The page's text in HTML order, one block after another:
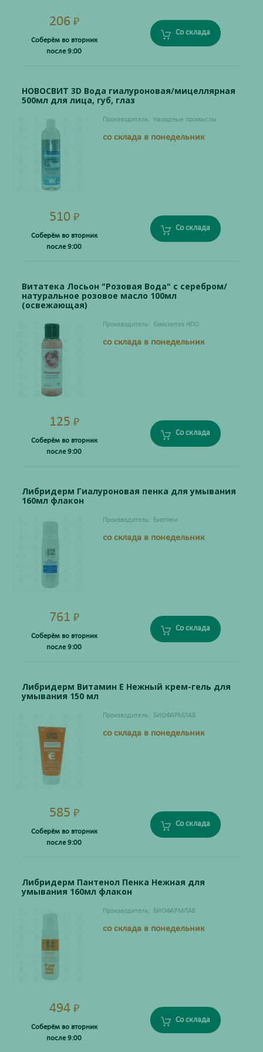
206 ₽
Соберём во вторник
после 9:00
Со склада
НОВОСВИТ 3D Вода гиалуроновая/мицеллярная
500мл для лица, губ, глаз
Производитель: Народные промыслы
со склада в понедельник
510 ₽
Соберём во вторник
после 9:00
Со склада
Витатека Лосьон "Розовая Вода" с серебром/
натуральное розовое масло 100мл
(освежающая)
Производитель: Химсинтез НПО
со склада в понедельник
125 ₽
Соберём во вторник
после 9:00
Со склада
Либридерм Гиалуроновая пенка для умывания
160мл флакон
Производитель: Биотики
со склада в понедельник
761 ₽
Соберём во вторник
после 9:00
Со склада
Либридерм Витамин Е Нежный крем-гель для
умывания 150 мл
Производитель: БИОФАРМЛАБ
со склада в понедельник
585 ₽
Соберём во вторник
после 9:00
Со склада
Либридерм Пантенол Пенка Нежная для
умывания 160мл флакон
Производитель: БИОФАРМЛАБ
со склада в понедельник
494 ₽
Соберём во вторник
после 9:00
Со склада